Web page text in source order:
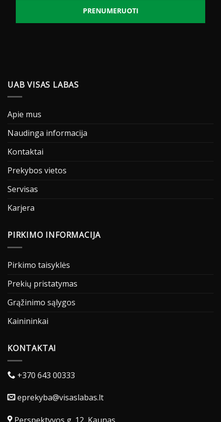
PRENUMERUOTI
UAB VISAS LABAS
Apie mus
Naudinga informacija
Kontaktai
Prekybos vietos
Servisas
Karjera
PIRKIMO INFORMACIJA
Pirkimo taisyklės
Prekių pristatymas
Grąžinimo sąlygos
Kainininkai
KONTAKTAI
+370 643 00333
eprekyba@visaslabas.lt